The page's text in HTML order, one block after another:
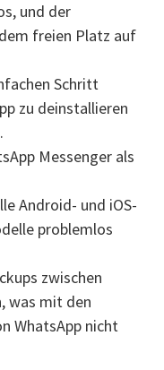
und der
freien Platz auf
Schritt
zu deinstallieren
Messenger als
Android- und iOS-
problemlos
zwischen
was mit den
WhatsApp nicht